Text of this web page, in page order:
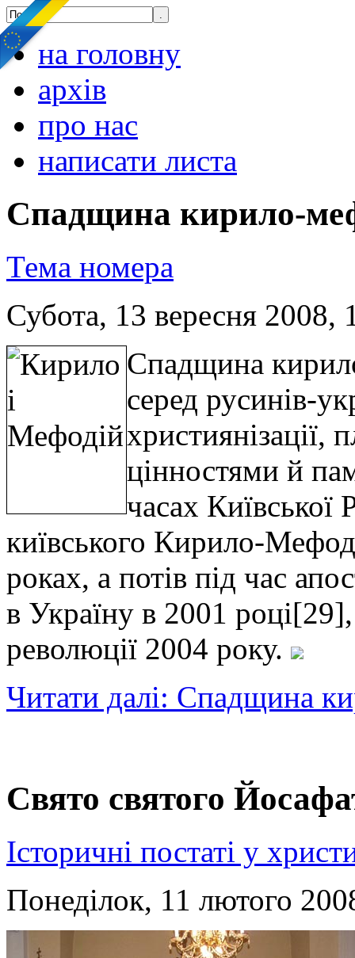
на головну
архів
про нас
написати листа
Спадщина кирило-
Тема номера
Субота, 13 вересня 2008,
Спадщина
серед русинів-
християнізації,
цінностями й
часах Київської
київського Кирило-
роках, а потів під час
в Україну в 2001
революції 2004 року.
Читати далі: Спадщина
Свято святого
Історичні постаті у
Понеділок, 11 лютого